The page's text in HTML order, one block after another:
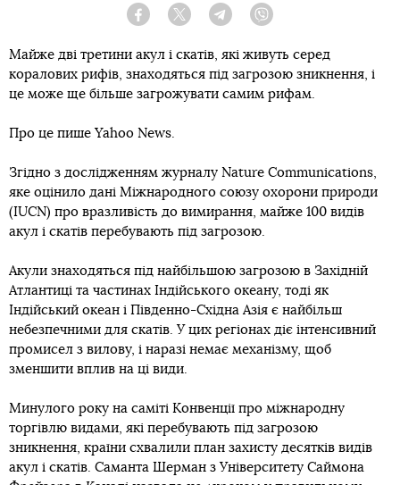
Facebook Twitter Telegram
Майже дві третини акул і скатів, які живуть серед
коралових рифів, знаходяться під загрозою зникнення, і
це може ще більше загрожувати самим рифам.
Про це пише Yahoo News.
Згідно з дослідженням журналу Nature Communications,
яке оцінило дані Міжнародного союзу охорони природи
(IUCN) про вразливість до вимирання, майже 100 видів
акул і скатів перебувають під загрозою.
Акули знаходяться під найбільшою загрозою в Західній
Атлантиці та частинах Індійського океану, тоді як
Індійський океан і Південно-Східна Азія є найбільш
небезпечними для скатів. У цих регіонах діє інтенсивний
промисел з вилову, і наразі немає механізму, щоб
зменшити вплив на ці види.
Минулого року на саміті Конвенції про міжнародну
торгівлю видами, які перебувають під загрозою
зникнення, країни схвалили план захисту десятків видів
акул і скатів. Саманта Шерман з Університету Саймона